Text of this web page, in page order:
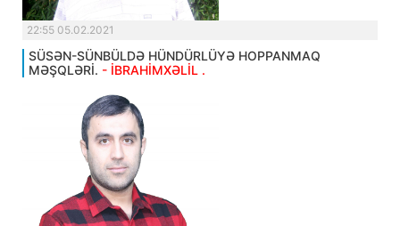
22:55 05.02.2021
SÜSƏN-SÜNBÜLDƏ HÜNDÜRLÜYƏ HOPPANMAQ
MƏŞQLƏRİ. - İBRAHİMXƏLİL .